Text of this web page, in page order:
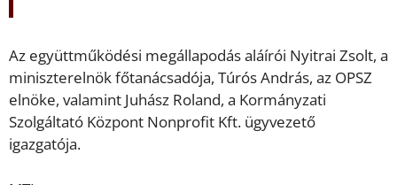
Az együttműködési megállapodás aláírói Nyitrai Zsolt, a
miniszterelnök főtanácsadója, Túrós András, az OPSZ
elnöke, valamint Juhász Roland, a Kormányzati
Szolgáltató Központ Nonprofit Kft. ügyvezető
igazgatója.